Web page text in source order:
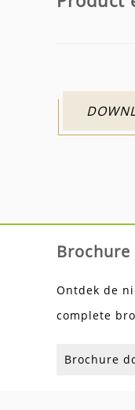
Ontdek de
complete
Brochure